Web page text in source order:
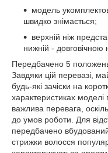
модель
швидко знімається;
верхній ніж
нижній -
Передбачено 5
Завдяки цій перевазі,
будь-які зачіски на
характеристиках
важлива перевага,
до умов роботи. Для
передбачено
стрижки волосся